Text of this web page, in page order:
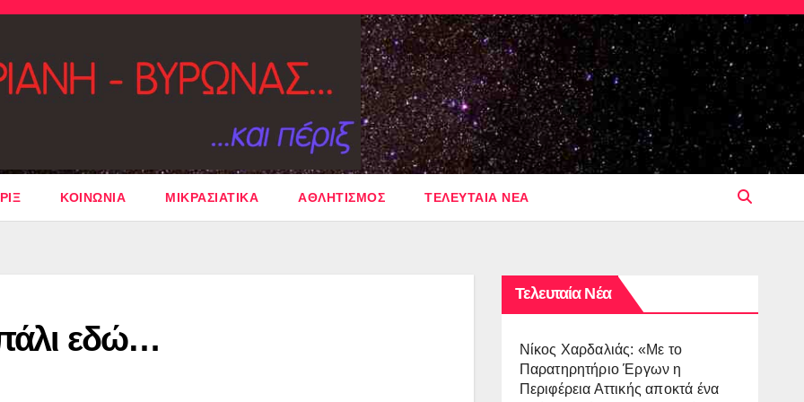
ΚΟΙΝΩΝΙΑ ΜΙΚΡΑΣΙΑΤΙΚΑ ΑΘΛΗΤΙΣΜΟΣ ΤΕΛΕΥΤΑΙΑ ΝΕΑ
εδώ…
Τελευταία Νέα
Νίκος Χαρδαλιάς: «Με το
Παρατηρητήριο Έργων η
Περιφέρεια Αττικής αποκτά ένα